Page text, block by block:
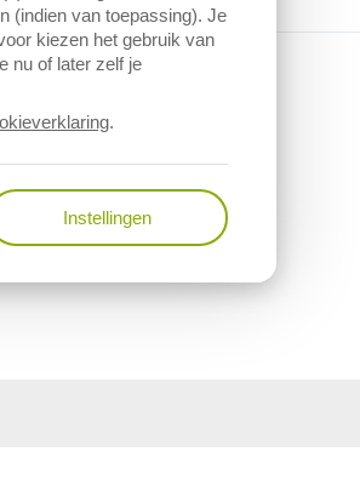
(indien van toepassing). Je
kiezen het gebruik van
nu of later zelf je
.
Instellingen